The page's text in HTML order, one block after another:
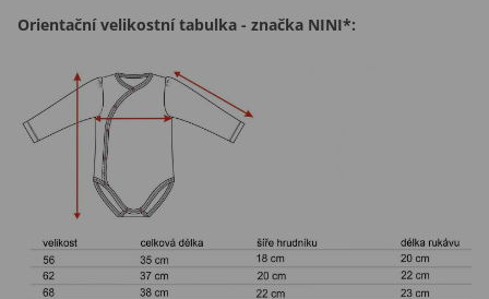
Orientační velikostní tabulka - značka NINI*: